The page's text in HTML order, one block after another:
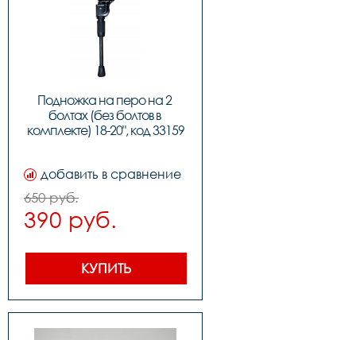
Подножка на перо на 2
болтах (без болтов в
комплекте) 18-20", код 33159
добавить в сравнение
650 руб.
390 руб.
КУПИТЬ